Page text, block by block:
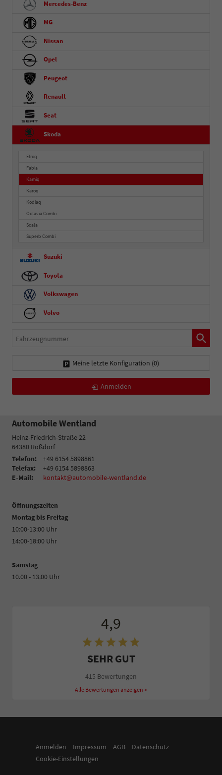
Mercedes-Benz
MG
Nissan
Opel
Peugeot
Renault
Seat
Skoda
Elroq
Fabia
Kamiq
Karoq
Kodiaq
Octavia Combi
Scala
Superb Combi
Suzuki
Toyota
Volkswagen
Volvo
Fahrzeugnummer
Meine letzte Konfiguration (0)
Anmelden
Automobile Wentland
Heinz-Friedrich-Straße 22
64380 Roßdorf
Telefon:
+49 6154 5898861
Telefax:
+49 6154 5898863
E-Mail:
kontakt@automobile-wentland.de
Öffnungszeiten
Montag bis Freitag
10:00-13:00 Uhr
14:00-18:00 Uhr
Samstag
10.00 - 13.00 Uhr
4,9
SEHR GUT
415 Bewertungen
Alle Bewertungen anzeigen >
Anmelden Impressum AGB
Datenschutz
Cookie-Einstellungen